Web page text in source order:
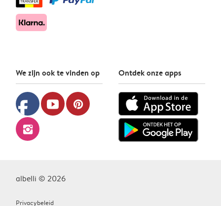
We zijn ook te vinden op
facebook youtube pinterest
instagram
Ontdek onze apps
albelli © 2026
Privacybeleid